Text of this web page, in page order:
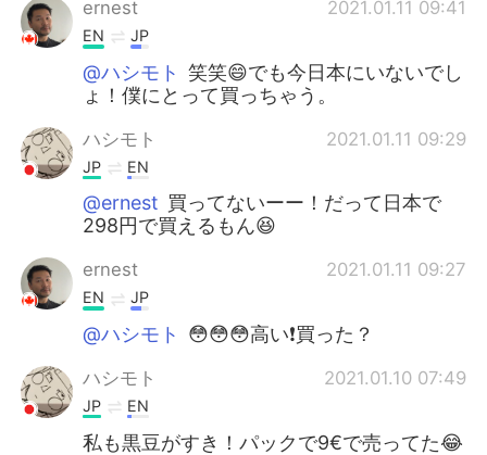
ernest 2021.01.11 09:41
EN JP
@ハシモト 笑笑😄でも今日本にいないでし
ょ！僕にとって買っちゃう。
ハシモト 2021.01.11 09:29
JP EN
@ernest 買ってないーー！だって日本で
298円で買えるもん😆
ernest 2021.01.11 09:27
EN JP
@ハシモト 😳😳😳高い❗️買った？
ハシモト 2021.01.10 07:49
JP EN
私も黒豆がすき！パックで9€で売ってた😂